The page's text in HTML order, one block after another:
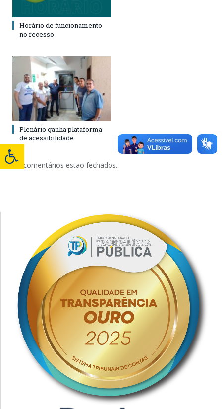
Horário de funcionamento
no recesso
Plenário ganha plataforma
de acessibilidade
Os comentários estão fechados.